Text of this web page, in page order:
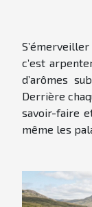
c’est
d’arômes
Derrière
savoir-faire
même les